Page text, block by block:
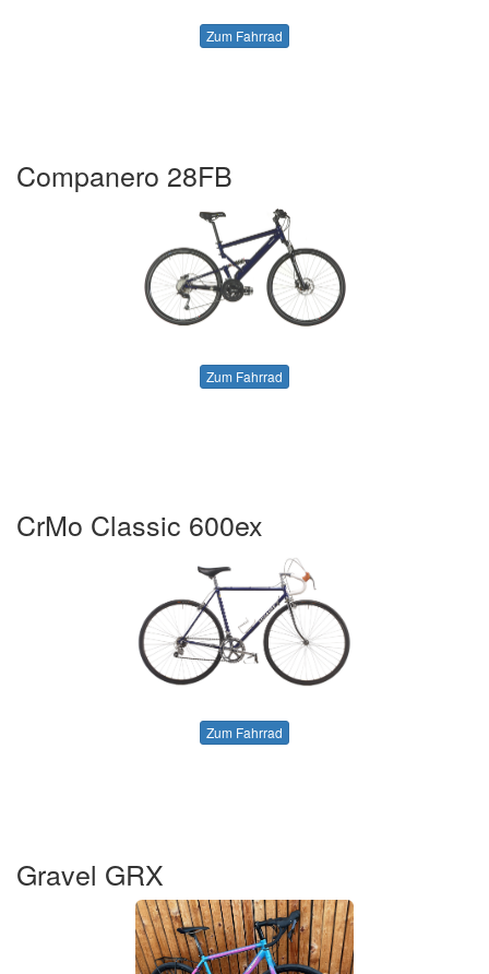
Zum Fahrrad
Companero 28FB
Zum Fahrrad
CrMo Classic 600ex
Zum Fahrrad
Gravel GRX